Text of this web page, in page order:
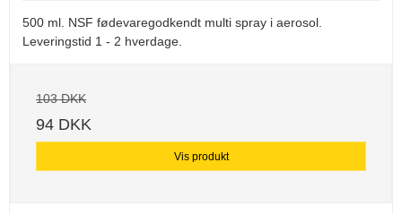
500 ml. NSF fødevaregodkendt multi spray i aerosol.
Leveringstid 1 - 2 hverdage.
103 DKK
94 DKK
Vis produkt